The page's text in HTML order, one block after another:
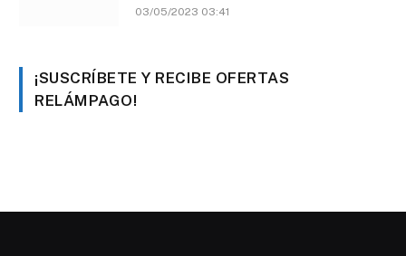
03/05/2023 03:41
¡SUSCRÍBETE Y RECIBE OFERTAS
RELÁMPAGO!